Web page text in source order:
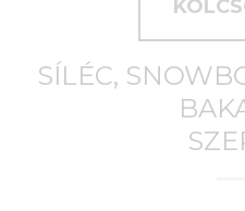
SÍLÉC,